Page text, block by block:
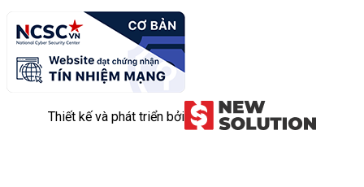
Thiết kế và phát triển bởi